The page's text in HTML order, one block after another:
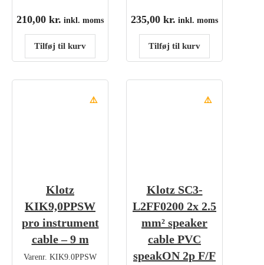
210,00 kr. inkl. moms
Tilføj til kurv
235,00 kr. inkl. moms
Tilføj til kurv
⚠️
Klotz
KIK9,0PPSW
pro instrument
cable – 9 m
Varenr. KIK9.0PPSW
⚠️
Klotz SC3-
L2FF0200 2x 2.5
mm² speaker
cable PVC
speakON 2p F/F